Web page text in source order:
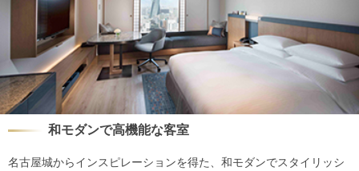
和モダンで高機能な客室
名古屋城からインスピレーションを得た、和モダンでスタイリッシ